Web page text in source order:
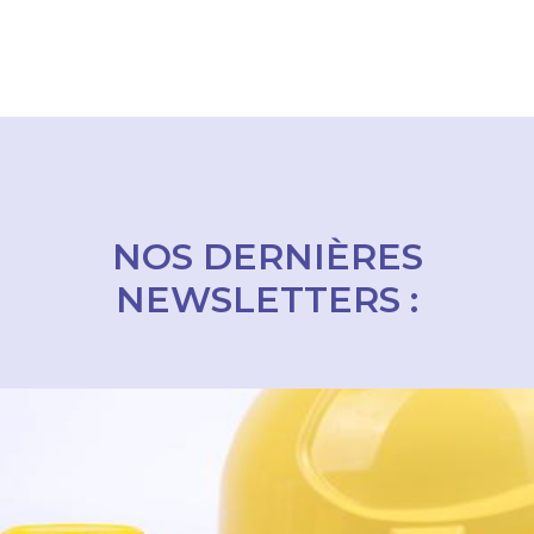
NOS DERNIÈRES
NEWSLETTERS :